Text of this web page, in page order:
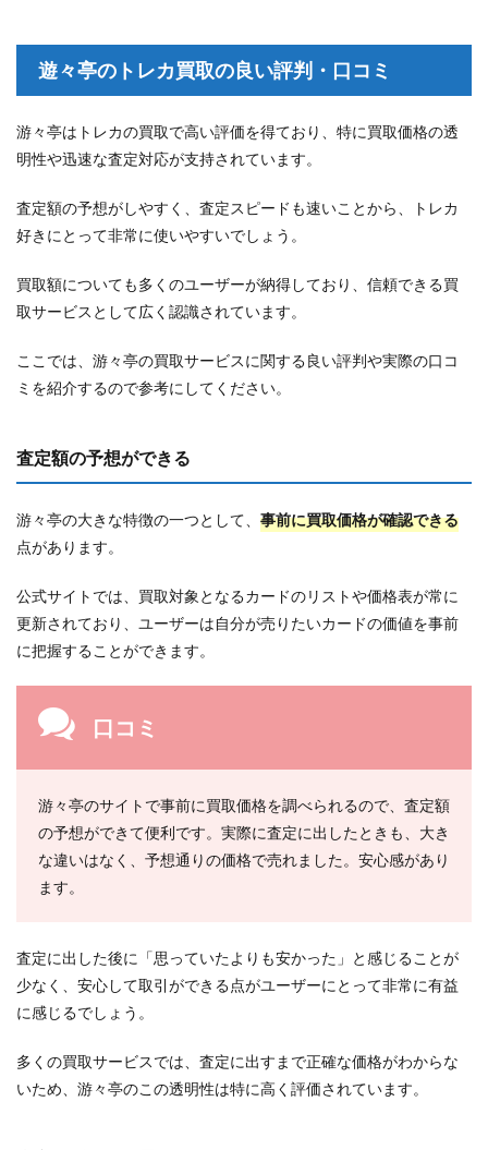
遊々亭のトレカ買取の良い評判・口コミ
游々亭はトレカの買取で高い評価を得ており、特に買取価格の透
明性や迅速な査定対応が支持されています。
査定額の予想がしやすく、査定スピードも速いことから、トレカ
好きにとって非常に使いやすいでしょう。
買取額についても多くのユーザーが納得しており、信頼できる買
取サービスとして広く認識されています。
ここでは、游々亭の買取サービスに関する良い評判や実際の口コ
ミを紹介するので参考にしてください。
査定額の予想ができる
游々亭の大きな特徴の一つとして、 事前に買取価格が確認できる
点があります。
公式サイトでは、買取対象となるカードのリストや価格表が常に
更新されており、ユーザーは自分が売りたいカードの価値を事前
に把握することができます。
口コミ
游々亭のサイトで事前に買取価格を調べられるので、査定額
の予想ができて便利です。実際に査定に出したときも、大き
な違いはなく、予想通りの価格で売れました。安心感があり
ます。
査定に出した後に「思っていたよりも安かった」と感じることが
少なく、安心して取引ができる点がユーザーにとって非常に有益
に感じるでしょう。
多くの買取サービスでは、査定に出すまで正確な価格がわからな
いため、游々亭のこの透明性は特に高く評価されています。